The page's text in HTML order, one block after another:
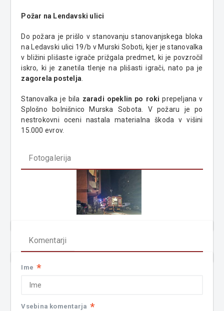
Požar na Lendavski ulici
Do požara je prišlo v stanovanju stanovanjskega bloka
na Ledavski ulici 19/b v Murski Soboti, kjer je stanovalka
v bližini plišaste igrače prižgala predmet, ki je povzročil
iskro, ki je zanetila tlenje na plišasti igrači, nato pa je
zagorela postelja
Stanovalka je bila zaradi opeklin po roki prepeljana v
Splošno bolnišnico Murska Sobota. V požaru je po
nestrokovni oceni nastala materialna škoda v višini
15.000 evrov.
Fotogalerija
Komentarji
Ime *
Vsebina komentarja *